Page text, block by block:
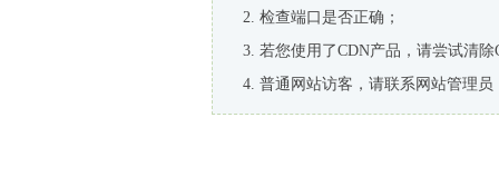
检查端口是否正确；
若您使用了CDN产品，请尝试清除
普通网站访客，请联系网站管理员